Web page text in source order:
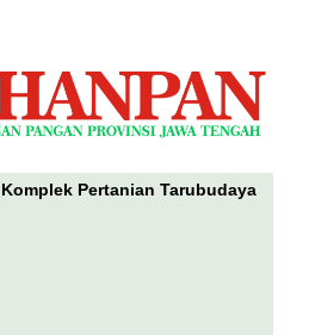
Pertanian Tarubudaya